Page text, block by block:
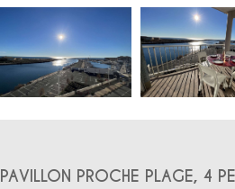
PAVILLON PROCHE PLAGE, 4